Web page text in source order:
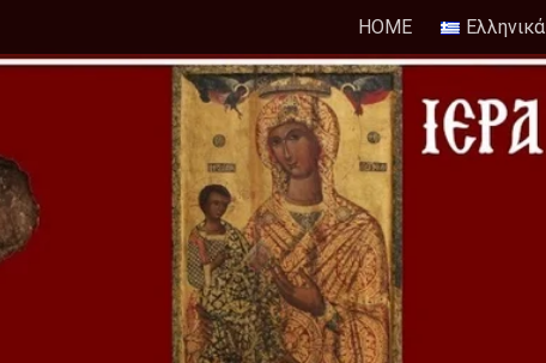
HOME Ελληνικά